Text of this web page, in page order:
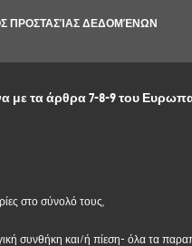
ΠΡΟΣΤΑΣΊΑΣ ΔΕΔΟΜΈΝΩΝ
ΕΠΕΞΕΡΓΑΣΊΑ, ΣΚΟΠΌΣ ΤΗΣ
σας δεδομένα για τους εξής
μέσω αυτής της φόρμας, π.χ.
με τα άρθρα 7-8-9 του
στο σύνολό τους,
συνθήκη και/ή πίεση- όλα τα